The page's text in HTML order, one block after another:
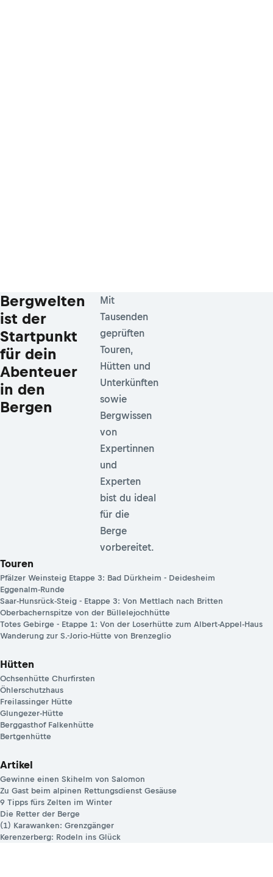
Bergwelten
ist der
Startpunkt
für dein
Abenteuer
in den
Bergen
Mit
Tausenden
geprüften
Touren,
Hütten und
Unterkünften
sowie
Bergwissen
von
Expertinnen
und
Experten
bist du ideal
für die
Berge
vorbereitet.
Touren
Pfälzer Weinsteig Etappe 3: Bad Dürkheim - Deidesheim
Eggenalm-Runde
Saar-Hunsrück-Steig - Etappe 3: Von Mettlach nach Britten
Oberbachernspitze von der Büllelejochhütte
Totes Gebirge - Etappe 1: Von der Loserhütte zum Albert-Appel-Haus
Wanderung zur S.-Jorio-Hütte von Brenzeglio
Hütten
Ochsenhütte Churfirsten
Öhlerschutzhaus
Freilassinger Hütte
Glungezer-Hütte
Berggasthof Falkenhütte
Bertgenhütte
Artikel
Gewinne einen Skihelm von Salomon
Zu Gast beim alpinen Rettungsdienst Gesäuse
9 Tipps fürs Zelten im Winter
Die Retter der Berge
(1) Karawanken: Grenzgänger
Kerenzerberg: Rodeln ins Glück